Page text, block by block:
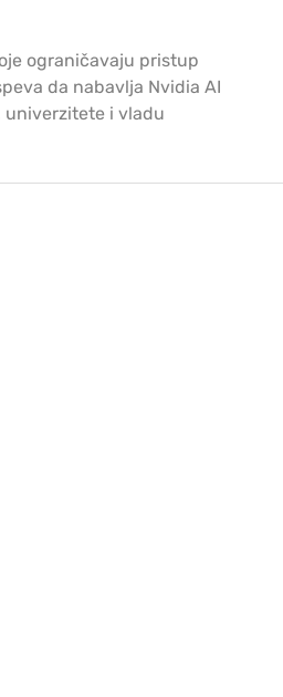
ograničavaju pristup
da nabavlja Nvidia AI
univerzitete i vladu